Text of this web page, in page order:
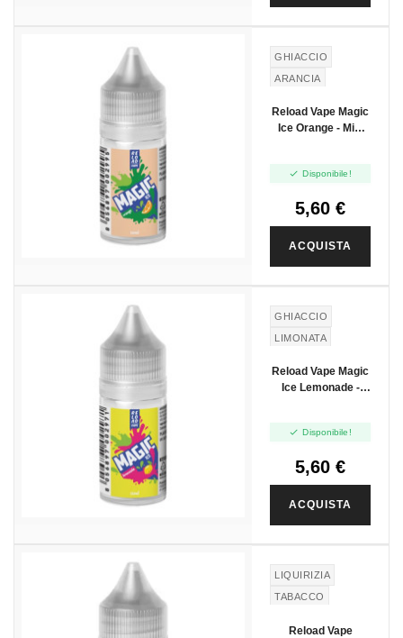
GHIACCIO
ARANCIA
Reload Vape Magic
Ice Orange - Mini
 Disponibile!
5,60 €
ACQUISTA
GHIACCIO
LIMONATA
Reload Vape Magic
Ice Lemonade -
 Disponibile!
5,60 €
ACQUISTA
LIQUIRIZIA
TABACCO
Reload Vape